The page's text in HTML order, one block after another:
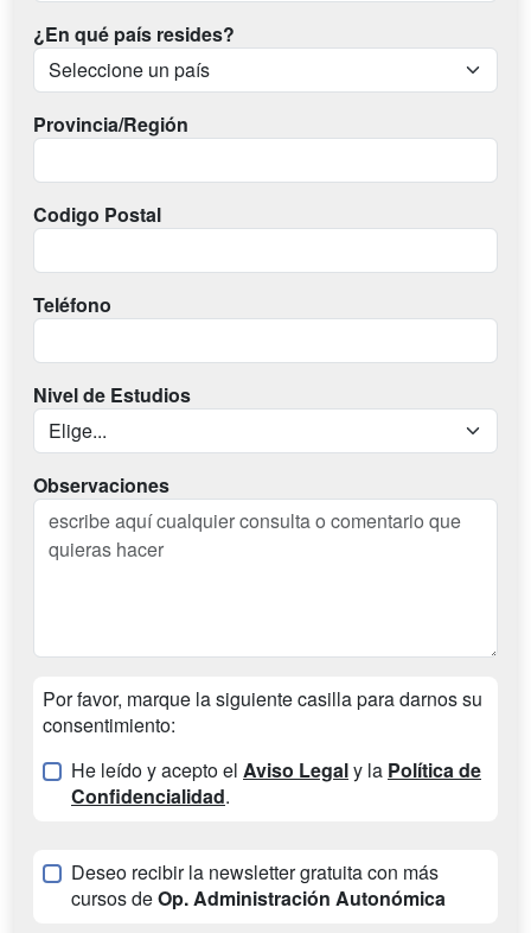
¿En qué país resides?
Provincia/Región
Codigo Postal
Teléfono
Nivel de Estudios
Observaciones
Por favor, marque la siguiente casilla para darnos su
consentimiento:
He leído y acepto el Aviso Legaly la Política de
Confidencialidad.
Deseo recibir la newsletter gratuita con más
cursos deOp. Administración Autonómica